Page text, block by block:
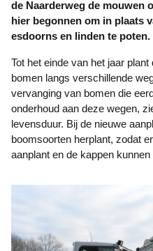
de Naarderweg de mouwen
hier begonnen om in plaats
esdoorns en linden te poten.
Tot het einde van het jaar plant de provincie Flevoland nieuwe
bomen langs verschillende
vervanging van bomen die
onderhoud aan deze wegen,
levensduur. Bij de nieuwe
boomsoorten herplant, zodat
aanplant en de kappen